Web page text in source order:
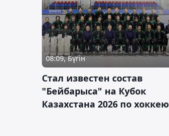
08:09, Бүгін
Стал известен состав
"Бейбарыса" на Кубок
Казахстана 2026 по хоккею